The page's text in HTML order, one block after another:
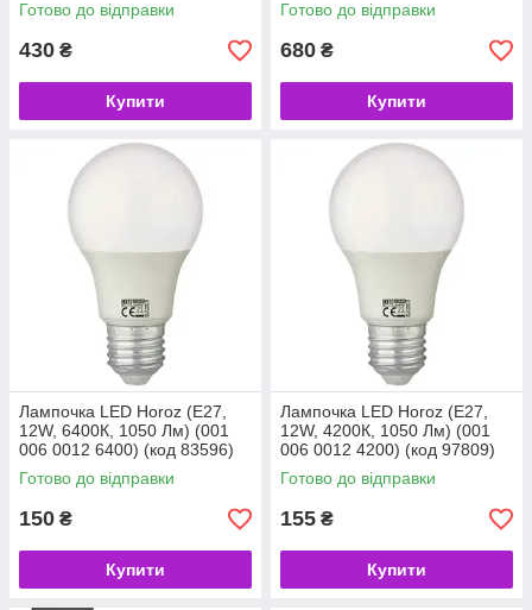
Готово до відправки
430 ₴
Купити
146844)
Готово до відправки
680 ₴
Купити
Лампочка LED Horoz (E27,
12W, 6400К, 1050 Лм) (001
006 0012 6400) (код 83596)
Готово до відправки
150 ₴
Купити
Лампочка LED Horoz (E27,
12W, 4200К, 1050 Лм) (001
006 0012 4200) (код 97809)
Готово до відправки
155 ₴
Купити